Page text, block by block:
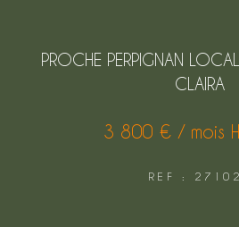
PROCHE PERPIGNAN
CLAIRA
3 800 € / mois
REF :